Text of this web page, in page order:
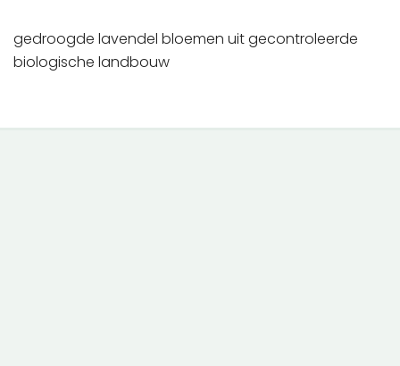
gedroogde lavendel bloemen uit gecontroleerde
biologische landbouw